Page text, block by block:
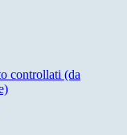
controllati (da